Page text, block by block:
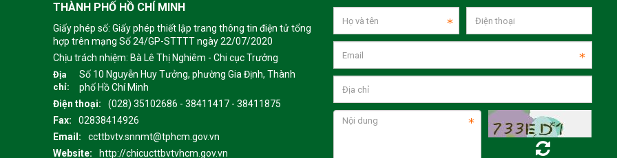
THÀNH PHỐ HỒ CHÍ MINH
Giấy phép số: Giấy phép thiết lập trang thông tin điện tử tổng
hợp trên mạng Số 24/GP-STTTT ngày 22/07/2020
Chịu trách nhiệm: Bà Lê Thị Nghiêm - Chi cục Trưởng
Địa
chỉ:
Số 10 Nguyễn Huy Tưởng, phường Gia Định, Thành
phố Hồ Chí Minh
Điện thoại:
(028) 35102686 - 38411417 - 38411875
Fax:
02838414926
Email:
ccttbvtv.snnmt@tphcm.gov.vn
Website:
http://chicucttbvtvhcm.gov.vn